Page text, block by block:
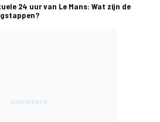
24 uur van Le Mans: Wat zijn de